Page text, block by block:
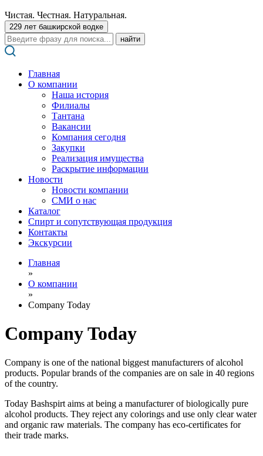
Чистая. Честная. Натуральная.
229 лет башкирской водке
Поиск:
Главная
О компании
Наша история
Филиалы
Тантана
Вакансии
Компания сегодня
Закупки
Реализация имущества
Раскрытие информации
Новости
Новости компании
СМИ о нас
Каталог
Спирт и сопутствующая продукция
Контакты
Экскурсии
Главная
»
О компании
»
Company Today
Company Today
Company is one of the national biggest manufacturers of alcohol
products. Popular brands of the companies are on sale in 40 regions
of the country.
Today Bashspirt aims at being a manufacturer of biologically pure
alcohol products. They reject any colorings and use only clear water
and organic raw materials. The company has eco-certificates for
their trade marks.